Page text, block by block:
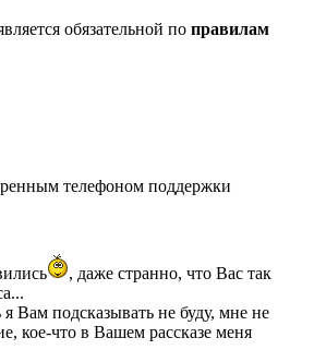
обязательной по правилам
телефоном поддержки
, даже странно, что Вас так
я Вам подсказывать не буду, мне не
кое-что в Вашем рассказе меня